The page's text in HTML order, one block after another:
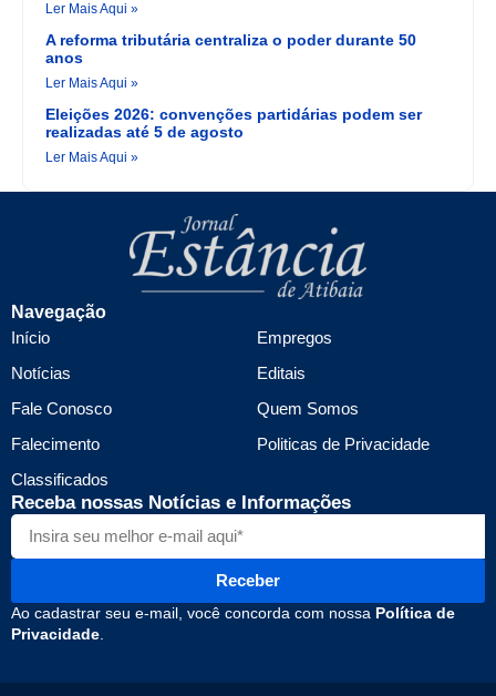
Ler Mais Aqui »
A reforma tributária centraliza o poder durante 50
anos
Ler Mais Aqui »
Eleições 2026: convenções partidárias podem ser
realizadas até 5 de agosto
Ler Mais Aqui »
Navegação
Início
Notícias
Fale Conosco
Falecimento
Classificados
Empregos
Editais
Quem Somos
Politicas de Privacidade
Receba nossas Notícias e Informações
Receber
Ao cadastrar seu e-mail, você concorda com nossa Política de
Privacidade